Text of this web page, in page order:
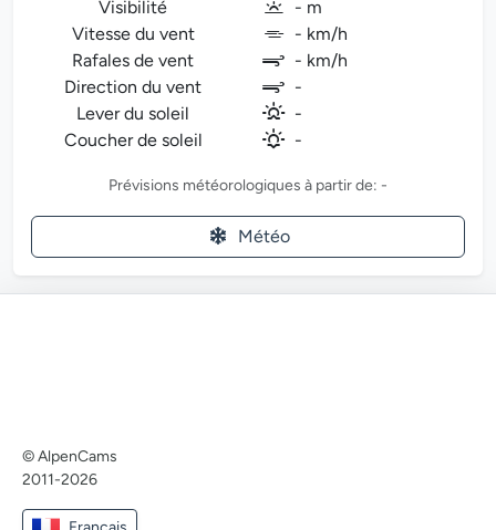
Visibilité
- m
Vitesse du vent
- km/h
Rafales de vent
- km/h
Direction du vent
-
Lever du soleil
-
Coucher de soleil
-
Prévisions météorologiques à partir de: -
Météo
© AlpenCams
2011-2026